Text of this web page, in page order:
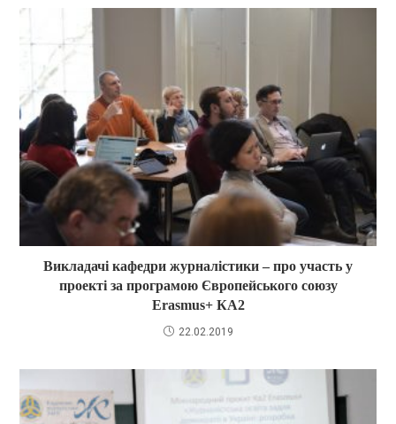
Викладачі кафедри журналістики – про участь у
проекті за програмою Європейського союзу
Erasmus+ КА2
22.02.2019